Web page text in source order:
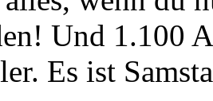
Und 1.100
Es ist